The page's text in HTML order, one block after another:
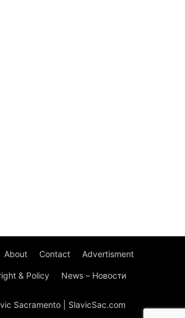
About Contact Advertisment
& Policy News – Новости
Sacramento | SlavicSac.com